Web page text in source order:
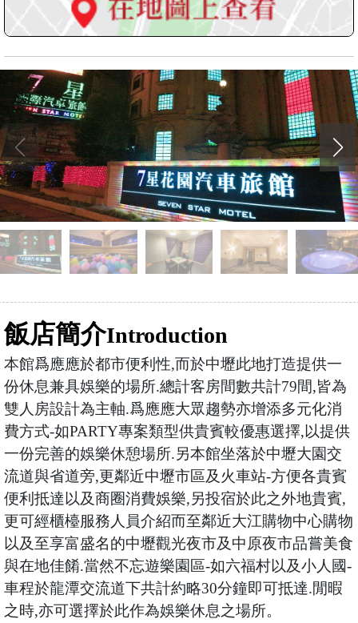
飯店簡介Introduction
本館爲應應於都市便利性,而於中壢此地打造提供一
份休息兼具娛樂的場所.總計客房間數共計79間,皆為
雙人房設計為主軸.爲應應大眾趨勢亦增添多元化消
費方式-如PARTY專案類型供貴賓較優惠選擇,以提供
一份完善的娛樂休憩場所.另本館坐落於中壢大園交
流道與省道旁,更鄰近中壢市區及火車站-方便各貴賓
便利抵達以及商圈消費娛樂,另投宿於此之外地貴賓,
更可經櫃檯服務人員介紹而至鄰近大江購物中心購物
以及至享富盛名的中壢觀光夜市及中原夜市品嘗美食
與在地佳餚.當然不忘遊樂園區-如六福村以及小人國-
車程於龍潭交流道下共計約略30分鐘即可抵達.閒暇
之時,亦可選擇於此作為娛樂休息之場所。